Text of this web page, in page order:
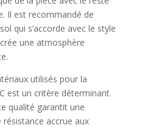
Il est recommandé de
qui s’accorde avec le style
une atmosphère
utilisés pour la
est un critère déterminant.
qualité garantit une
accrue aux